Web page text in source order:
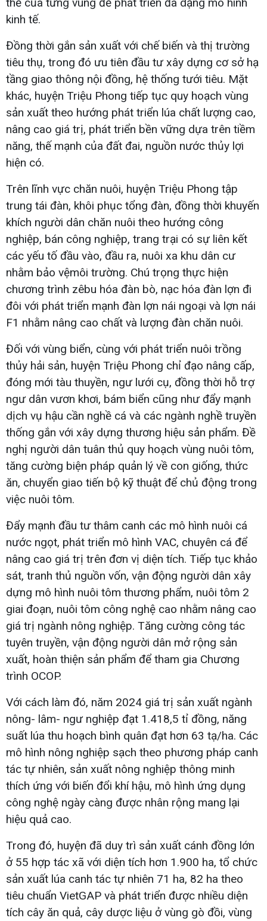
kinh tế.
Đồng thời gắn sản xuất với chế biến và thị trường
tiêu thụ, trong đó ưu tiên đầu tư xây dựng cơ sở hạ
tầng giao thông nội đồng, hệ thống tưới tiêu. Mặt
khác, huyện Triệu Phong tiếp tục quy hoạch vùng
sản xuất theo hướng phát triển lúa chất lượng cao,
nâng cao giá trị, phát triển bền vững dựa trên tiềm
năng, thế mạnh của đất đai, nguồn nước thủy lợi
hiện có.
Trên lĩnh vực chăn nuôi, huyện Triệu Phong tập
trung tái đàn, khôi phục tổng đàn, đồng thời khuyến
khích người dân chăn nuôi theo hướng công
nghiệp, bán công nghiệp, trang trại có sự liên kết
các yếu tố đầu vào, đầu ra, nuôi xa khu dân cư
nhằm bảo vệmôi trường. Chú trọng thực hiện
chương trình zêbu hóa đàn bò, nạc hóa đàn lợn đi
đôi với phát triển mạnh đàn lợn nái ngoại và lợn nái
F1 nhằm nâng cao chất và lượng đàn chăn nuôi.
Đối với vùng biển, cùng với phát triển nuôi trồng
thủy hải sản, huyện Triệu Phong chỉ đạo nâng cấp,
đóng mới tàu thuyền, ngư lưới cụ, đồng thời hỗ trợ
ngư dân vươn khơi, bám biển cũng như đẩy mạnh
dịch vụ hậu cần nghề cá và các ngành nghề truyền
thống gắn với xây dựng thương hiệu sản phẩm. Đề
nghị người dân tuân thủ quy hoạch vùng nuôi tôm,
tăng cường biện pháp quản lý về con giống, thức
ăn, chuyển giao tiến bộ kỹ thuật để chủ động trong
việc nuôi tôm.
Đẩy mạnh đầu tư thâm canh các mô hình nuôi cá
nước ngọt, phát triển mô hình VAC, chuyên cá để
nâng cao giá trị trên đơn vị diện tích. Tiếp tục khảo
sát, tranh thủ nguồn vốn, vận động người dân xây
dựng mô hình nuôi tôm thương phẩm, nuôi tôm 2
giai đoạn, nuôi tôm công nghệ cao nhằm nâng cao
giá trị ngành nông nghiệp. Tăng cường công tác
tuyên truyền, vận động người dân mở rộng sản
xuất, hoàn thiện sản phẩm để tham gia Chương
trình OCOP.
Với cách làm đó, năm 2024 giá trị sản xuất ngành
nông- lâm- ngư nghiệp đạt 1.418,5 tỉ đồng, năng
suất lúa thu hoạch bình quân đạt hơn 63 tạ/ha. Các
mô hình nông nghiệp sạch theo phương pháp canh
tác tự nhiên, sản xuất nông nghiệp thông minh
thích ứng với biến đổi khí hậu, mô hình ứng dụng
công nghệ ngày càng được nhân rộng mang lại
hiệu quả cao.
Trong đó, huyện đã duy trì sản xuất cánh đồng lớn
ở 55 hợp tác xã với diện tích hơn 1.900 ha, tổ chức
sản xuất lúa canh tác tự nhiên 71 ha, 82 ha theo
tiêu chuẩn VietGAP và phát triển được nhiều diện
tích cây ăn quả, cây dược liệu ở vùng gò đồi, vùng